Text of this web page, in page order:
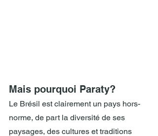
Mais pourquoi Paraty?
Le Brésil est clairement un pays hors-
norme, de part la diversité de ses
paysages, des cultures et traditions